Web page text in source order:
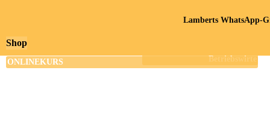
Shop
Lamberts WhatsApp-